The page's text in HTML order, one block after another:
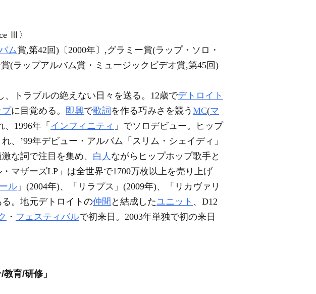
Ⅲ〉
ム賞,第42回)〔2000年〕,グラミー賞(ラップ・ソロ・
(ラップアルバム賞・ミュージックビデオ賞,第45回)
、トラブルの絶えない日々を送る。12歳でデトロイト
プに目覚める。 即興で歌詞 を作る巧みさを競う MC(マ
1996年「 インフィニティ 」でソロデビュー。ヒップ
、’99年デビュー・アルバム「スリム・シェイディ」
な詞で注目を集め、 白人 ながらヒップホップ歌手と
マザーズLP」は全世界で1700万枚以上を売り上げ
ル 」(2004年)、「リラプス」(2009年)、「リカヴァリ
。地元デトロイトの仲間 と結成したユニット 、D12
・ フェスティバルで初来日。2003年単独で初の来日
育/研修」